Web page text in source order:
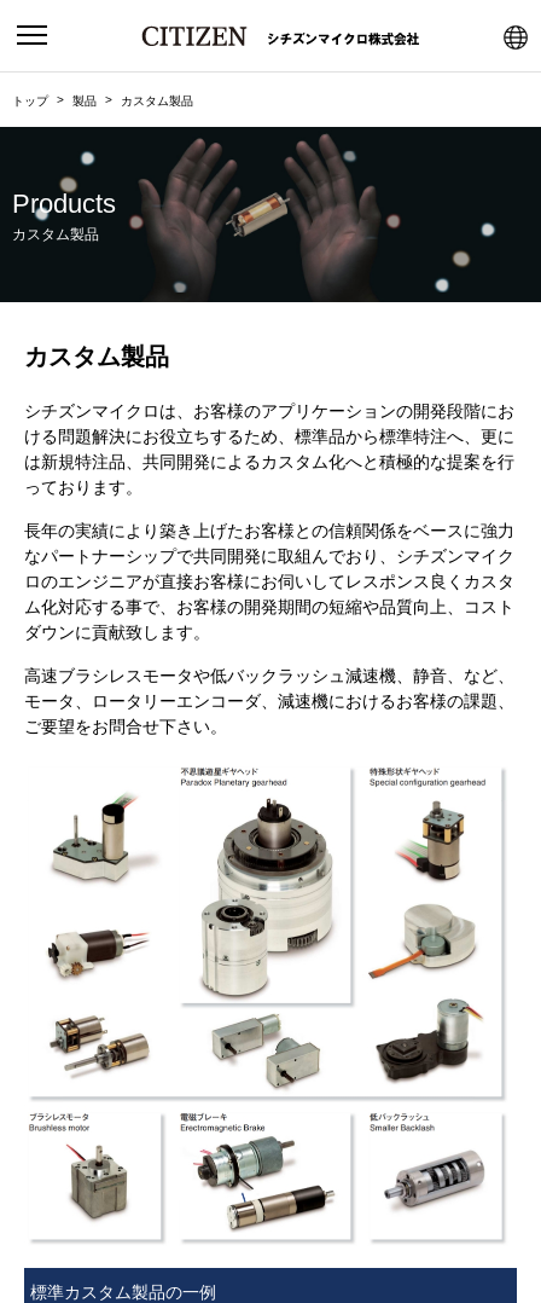
トップ 製品 カスタム製品
Products
カスタム製品
カスタム製品
シチズンマイクロは、お客様のアプリケーションの開発段階にお
ける問題解決にお役立ちするため、標準品から標準特注へ、更に
は新規特注品、共同開発によるカスタム化へと積極的な提案を行
っております。
長年の実績により築き上げたお客様との信頼関係をベースに強力
なパートナーシップで共同開発に取組んでおり、シチズンマイク
ロのエンジニアが直接お客様にお伺いしてレスポンス良くカスタ
ム化対応する事で、お客様の開発期間の短縮や品質向上、コスト
ダウンに貢献致します。
高速ブラシレスモータや低バックラッシュ減速機、静音、など、
モータ、ロータリーエンコーダ、減速機におけるお客様の課題、
ご要望をお問合せ下さい。
標準カスタム製品の一例